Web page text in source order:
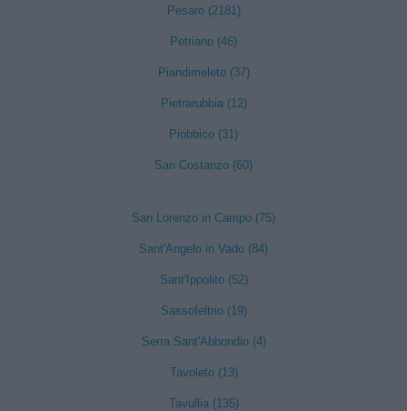
Pesaro (2181)
Petriano (46)
Piandimeleto (37)
Pietrarubbia (12)
Piobbico (31)
San Costanzo (60)
San Lorenzo in Campo (75)
Sant'Angelo in Vado (84)
Sant'Ippolito (52)
Sassofeltrio (19)
Serra Sant'Abbondio (4)
Tavoleto (13)
Tavullia (135)